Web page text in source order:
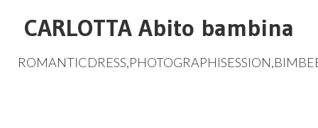
CARLOTTA Abito bambina
ROMANTICDRESS,PHOTOGRAPHISESSION,